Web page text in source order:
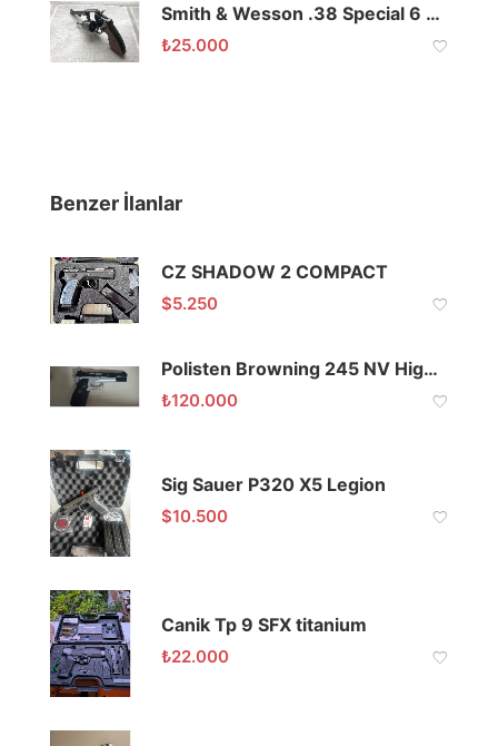
Smith & Wesson .38 Special 6 Atım Uzun Namlu
₺25.000
Benzer İlanlar
CZ SHADOW 2 COMPACT
$5.250
Polisten Browning 245 NV High Power
₺120.000
Sig Sauer P320 X5 Legion
$10.500
Canik Tp 9 SFX titanium
₺22.000